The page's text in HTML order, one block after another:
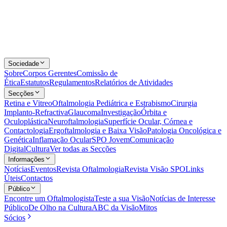
Sociedade
SobreCorpos GerentesComissão de
ÉticaEstatutosRegulamentosRelatórios de Atividades
Secções
Retina e VitreoOftalmologia Pediátrica e EstrabismoCirurgia
Implanto-RefractivaGlaucomaInvestigaçãoÓrbita e
OculoplásticaNeuroftalmologiaSuperfície Ocular, Córnea e
ContactologiaErgoftalmologia e Baixa VisãoPatologia Oncológica e
GenéticaInflamação OcularSPO JovemComunicação
DigitalCulturaVer todas as Secções
Informações
NotíciasEventosRevista OftalmologiaRevista Visão SPOLinks
ÚteisContactos
Público
Encontre um OftalmologistaTeste a sua VisãoNotícias de Interesse
PúblicoDe Olho na CulturaABC da VisãoMitos
Sócios